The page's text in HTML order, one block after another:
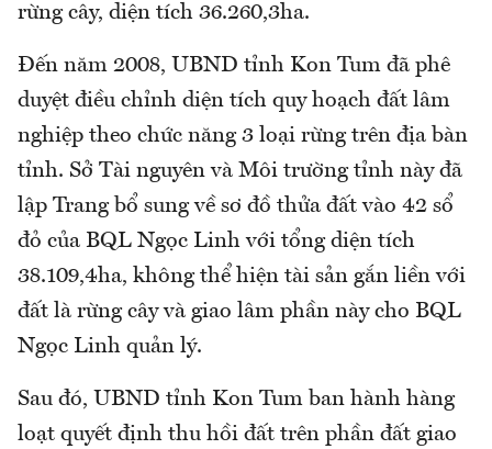
rừng cây, diện tích 36.260,3ha.
Đến năm 2008, UBND tỉnh Kon Tum đã phê
duyệt điều chỉnh diện tích quy hoạch đất lâm
nghiệp theo chức năng 3 loại rừng trên địa bàn
tỉnh. Sở Tài nguyên và Môi trường tỉnh này đã
lập Trang bổ sung về sơ đồ thửa đất vào 42 sổ
đỏ của BQL Ngọc Linh với tổng diện tích
38.109,4ha, không thể hiện tài sản gắn liền với
đất là rừng cây và giao lâm phần này cho BQL
Ngọc Linh quản lý.
Sau đó, UBND tỉnh Kon Tum ban hành hàng
loạt quyết định thu hồi đất trên phần đất giao